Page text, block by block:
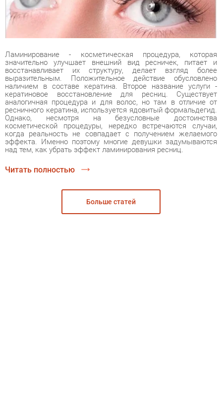
Ламинирование - косметическая процедура, которая
значительно улучшает внешний вид ресничек, питает и
восстанавливает их структуру, делает взгляд более
выразительным. Положительное действие обусловлено
наличием в составе кератина. Второе название услуги -
кератиновое восстановление для ресниц. Существует
аналогичная процедура и для волос, но там в отличие от
ресничного кератина, используется ядовитый формальдегид.
Однако, несмотря на безусловные достоинства
косметической процедуры, нередко встречаются случаи,
когда реальность не совпадает с получением желаемого
эффекта. Именно поэтому многие девушки задумываются
над тем, как убрать эффект ламинирования ресниц.
Читать полностью
Больше статей